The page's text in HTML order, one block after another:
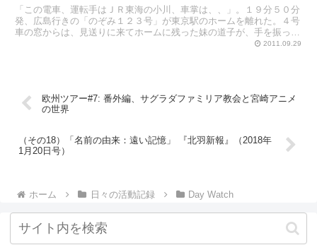
「この電車、運転手はＪＲ東海の小川、車掌は、、」。１９分５０分
発、広島行きの「のぞみ１２３号」が東京駅のホームを離れた。４号
車の窓からは、見送りに来てホームに残った妹の道子が、手を振って
2011.09.29
欧州ツアー#7: 番外編、サグラダファミリア教会と宮崎アニメ
の世界
（その18）「名前の由来：遠い記憶」 『北羽新報』（2018年
1月20日号）
ホーム 日々の活動記録 Day Watch